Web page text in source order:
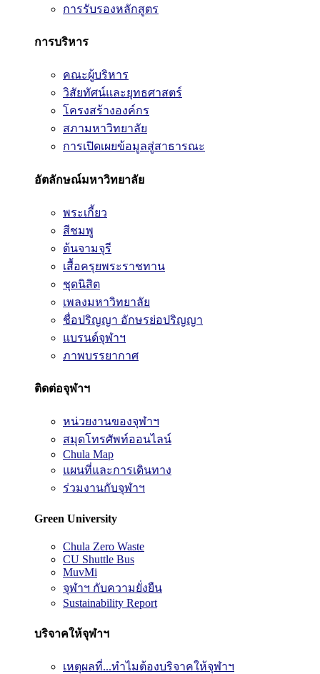
การรับรองหลักสูตร
การบริหาร
คณะผู้บริหาร
วิสัยทัศน์และยุทธศาสตร์
โครงสร้างองค์กร
สภามหาวิทยาลัย
การเปิดเผยข้อมูลสู่สาธารณะ
อัตลักษณ์มหาวิทยาลัย
พระเกี้ยว
สีชมพู
ต้นจามจุรี
เสื้อครุยพระราชทาน
ชุดนิสิต
เพลงมหาวิทยาลัย
ชื่อปริญญา อักษรย่อปริญญา
แบรนด์จุฬาฯ
ภาพบรรยากาศ
ติดต่อจุฬาฯ
หน่วยงานของจุฬาฯ
สมุดโทรศัพท์ออนไลน์
Chula Map
แผนที่และการเดินทาง
ร่วมงานกับจุฬาฯ
Green University
Chula Zero Waste
CU Shuttle Bus
MuvMi
จุฬาฯ กับความยั่งยืน
Sustainability Report
บริจาคให้จุฬาฯ
เหตุผลที่...ทำไมต้องบริจาคให้จุฬาฯ